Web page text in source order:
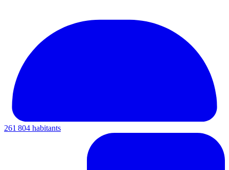
261 804 habitants